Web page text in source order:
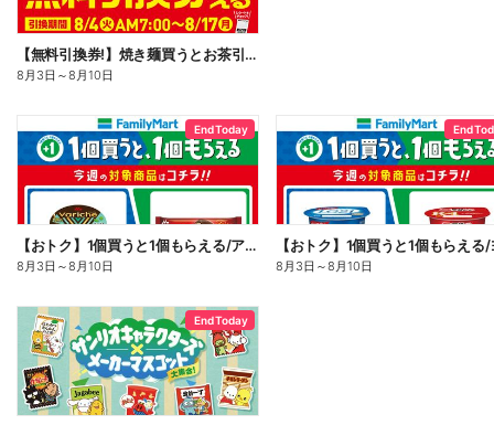
【無料引換券!】焼き麺買うとお茶引換券貰える!
8月3日 ～8月10日
End Today
【おトク】1個買うと1個もらえる/アイス
8月3日 ～8月10日
End
8月3日 ～8月10日
End Today